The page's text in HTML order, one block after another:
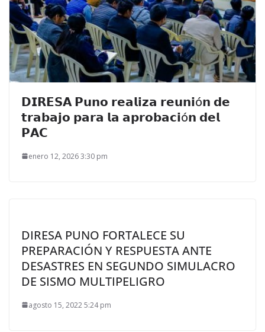
𝗗𝗜𝗥𝗘𝗦𝗔 𝗣𝘂𝗻𝗼 𝗿𝗲𝗮𝗹𝗶𝘇𝗮 𝗿𝗲𝘂𝗻𝗶ó𝗻 𝗱𝗲
𝘁𝗿𝗮𝗯𝗮𝗷𝗼 𝗽𝗮𝗿𝗮 𝗹𝗮 𝗮𝗽𝗿𝗼𝗯𝗮𝗰𝗶ó𝗻 𝗱𝗲𝗹
𝗣𝗔𝗖
enero 12, 2026 3:30 pm
DIRESA PUNO FORTALECE SU
PREPARACIÓN Y RESPUESTA ANTE
DESASTRES EN SEGUNDO SIMULACRO
DE SISMO MULTIPELIGRO
agosto 15, 2022 5:24 pm